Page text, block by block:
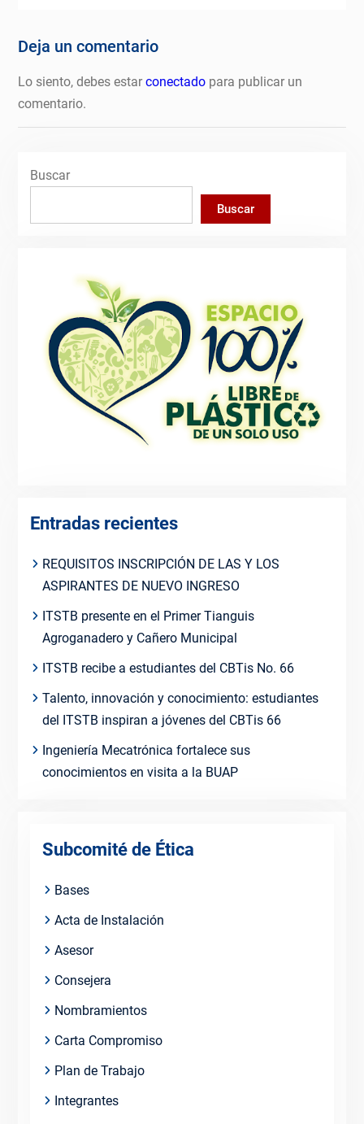
Deja un comentario
Lo siento, debes estarconectadopara publicar un
comentario.
Buscar
Buscar
Entradas recientes
REQUISITOS INSCRIPCIÓN DE LAS Y LOS
ASPIRANTES DE NUEVO INGRESO
ITSTB presente en el Primer Tianguis
Agroganadero y Cañero Municipal
ITSTB recibe a estudiantes del CBTis No. 66
Talento, innovación y conocimiento: estudiantes
del ITSTB inspiran a jóvenes del CBTis 66
Ingeniería Mecatrónica fortalece sus
conocimientos en visita a la BUAP
Subcomité de Ética
Bases
Acta de Instalación
Asesor
Consejera
Nombramientos
Carta Compromiso
Plan de Trabajo
Integrantes